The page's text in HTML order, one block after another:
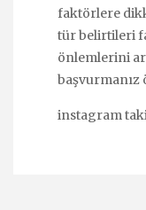
faktörlere
tür belirtileri
önlemlerini
başvurmanız
instagram